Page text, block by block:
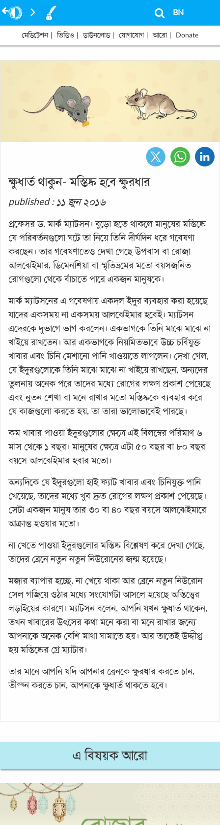
BN
মেডিটেশন ভিডিও ডাউনলোড যোগাযোগ আরো Donate
ক্ষুধার্ত থাকুন- মস্তিষ্ক হবে ক্ষুরধার
published : ১১ জুন ২০১৬
প্রফেসর ড. মার্ক ম্যাটসন। বুড়ো হতে থাকলে মানুষের মস্তিষ্কে
যে পরিবর্তনগুলো ঘটে তা নিয়ে তিনি দীর্ঘদিন ধরে গবেষণা
করছেন। তার গবেষণাতেও দেখা গেছে উপবাস বা রোজা
আলঝেইমার, ডিমেনশিয়া বা স্মৃতিভ্রমের মতো বয়সজনিত
রোগগুলো থেকে বাঁচাতে পারে একজন মানুষকে।
মার্ক ম্যাটসনের এ গবেষণায় একদল ইঁদুর ব্যবহার করা হয়েছে
যাদের একসময় না একসময় আলঝেইমার হবেই। ম্যাটসন
এদেরকে দুভাগে ভাগ করলেন। একভাগকে তিনি মাঝে মাঝে না
খাইয়ে রাখতেন। আর একভাগকে নিয়মিতভাবে উচ্চ চর্বিযুক্ত
খাবার এবং চিনি মেশানো পানি খাওয়াতে লাগলেন। দেখা গেল,
যে ইঁদুরগুলোকে তিনি মাঝে মাঝে না খাইয়ে রাখছেন, অন্যদের
তুলনায় অনেক পরে তাদের মধ্যে রোগের লক্ষণ প্রকাশ পেয়েছে
এবং নুতন শেখা বা মনে রাখার মতো মস্তিষ্ককে ব্যবহার করে
যে কাজগুলো করতে হয়, তা তারা ভালোভাবেই পারছে।
কম খাবার পাওয়া ইঁদুরগুলোর ক্ষেত্রে এই বিলম্বের পরিমাণ ৬
মাস থেকে ১ বছর। মানুষের ক্ষেত্রে এটা ৫০ বছর বা ৮০ বছর
বয়সে আলঝেইমার হবার মতো।
অন্যদিকে যে ইঁদুরগুলো হাই ফ্যাট খাবার এবং চিনিযুক্ত পানি
খেয়েছে, তাদের মধ্যে খুব দ্রুত রোগের লক্ষণ প্রকাশ পেয়েছে।
সেটা একজন মানুষ তার ৩০ বা ৪০ বছর বয়সে আলঝেইমারে
আক্রান্ত হওয়ার মতো।
না খেতে পাওয়া ইঁদুরগুলোর মস্তিষ্ক বিশ্লেষণ করে দেখা গেছে,
তাদের ব্রেনে নতুন নতুন নিউরোনের জন্ম হয়েছে।
মজার ব্যাপার হচ্ছে, না খেয়ে থাকা আর ব্রেনে নতুন নিউরোন
সেল গজিয়ে ওঠার মধ্যে সংযোগটা আসলে হয়েছে অস্তিত্ত্বের
লড়াইয়ের কারণে। ম্যাটসন বলেন, আপনি যখন ক্ষুধার্ত থাকেন,
তখন খাবারের উৎসের কথা মনে করা বা মনে রাখার জন্যে
আপনাকে অনেক বেশি মাথা ঘামাতে হয়। আর তাতেই উদ্দীপ্ত
হয় মস্তিষ্কের গ্রে ম্যাটার।
তার মানে আপনি যদি আপনার ব্রেনকে ক্ষুরধার করতে চান,
তীক্ষ্ন করতে চান, আপনাকে ক্ষুধার্ত থাকতে হবে।
এ বিষয়ক আরো